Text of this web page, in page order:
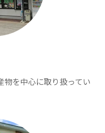
物を中心に取り扱ってい